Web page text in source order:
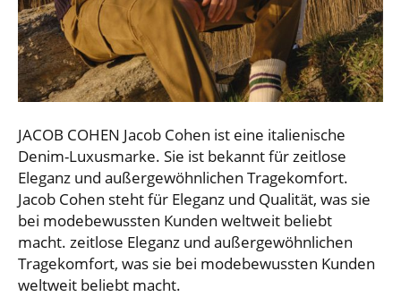
JACOB COHEN Jacob Cohen ist eine italienische
Denim-Luxusmarke. Sie ist bekannt für zeitlose
Eleganz und außergewöhnlichen Tragekomfort.
Jacob Cohen steht für Eleganz und Qualität, was sie
bei modebewussten Kunden weltweit beliebt
macht. zeitlose Eleganz und außergewöhnlichen
Tragekomfort, was sie bei modebewussten Kunden
weltweit beliebt macht.